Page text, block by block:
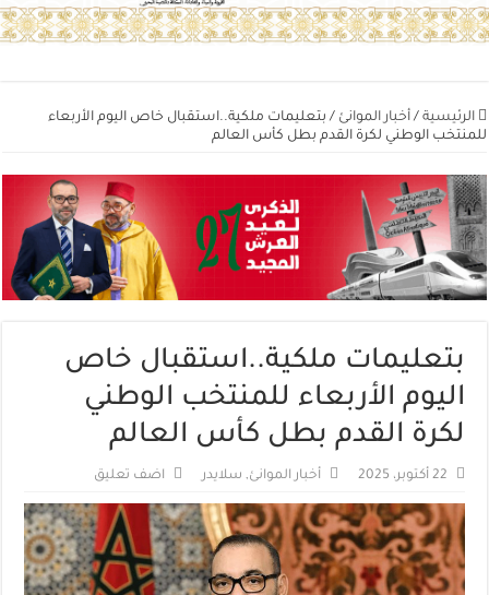
الرئيسية / أخبار الموانئ / بتعليمات ملكية..استقبال خاص اليوم الأربعاء
للمنتخب الوطني لكرة القدم بطل كأس العالم
بتعليمات ملكية..استقبال خاص
اليوم الأربعاء للمنتخب الوطني
لكرة القدم بطل كأس العالم
22 أكتوبر، 2025 أخبار الموانئ, سلايدر اضف تعليق